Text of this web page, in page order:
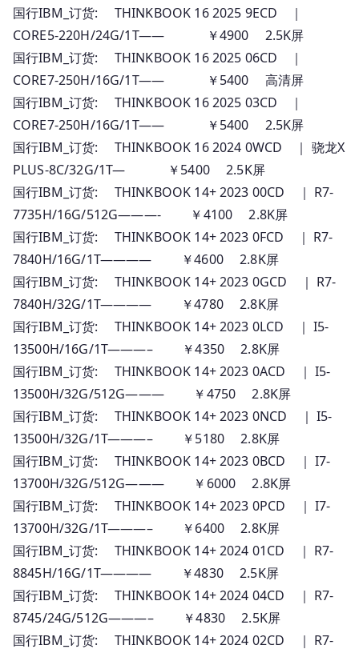
国行IBM_订货: THINKBOOK 16 2025 9ECD ｜
CORE5-220H/24G/1T—— ￥4900 2.5K屏
国行IBM_订货: THINKBOOK 16 2025 06CD ｜
CORE7-250H/16G/1T—— ￥5400 高清屏
国行IBM_订货: THINKBOOK 16 2025 03CD ｜
CORE7-250H/16G/1T—— ￥5400 2.5K屏
国行IBM_订货: THINKBOOK 16 2024 0WCD ｜ 骁龙X
PLUS-8C/32G/1T— ￥5400 2.5K屏
国行IBM_订货: THINKBOOK 14+ 2023 00CD ｜ R7-
7735H/16G/512G———- ￥4100 2.8K屏
国行IBM_订货: THINKBOOK 14+ 2023 0FCD ｜ R7-
7840H/16G/1T———— ￥4600 2.8K屏
国行IBM_订货: THINKBOOK 14+ 2023 0GCD ｜ R7-
7840H/32G/1T———— ￥4780 2.8K屏
国行IBM_订货: THINKBOOK 14+ 2023 0LCD ｜ I5-
13500H/16G/1T———– ￥4350 2.8K屏
国行IBM_订货: THINKBOOK 14+ 2023 0ACD ｜ I5-
13500H/32G/512G——— ￥4750 2.8K屏
国行IBM_订货: THINKBOOK 14+ 2023 0NCD ｜ I5-
13500H/32G/1T———– ￥5180 2.8K屏
国行IBM_订货: THINKBOOK 14+ 2023 0BCD ｜ I7-
13700H/32G/512G——— ￥6000 2.8K屏
国行IBM_订货: THINKBOOK 14+ 2023 0PCD ｜ I7-
13700H/32G/1T———– ￥6400 2.8K屏
国行IBM_订货: THINKBOOK 14+ 2024 01CD ｜ R7-
8845H/16G/1T———— ￥4830 2.5K屏
国行IBM_订货: THINKBOOK 14+ 2024 04CD ｜ R7-
8745/24G/512G———– ￥4830 2.5K屏
国行IBM_订货: THINKBOOK 14+ 2024 02CD ｜ R7-